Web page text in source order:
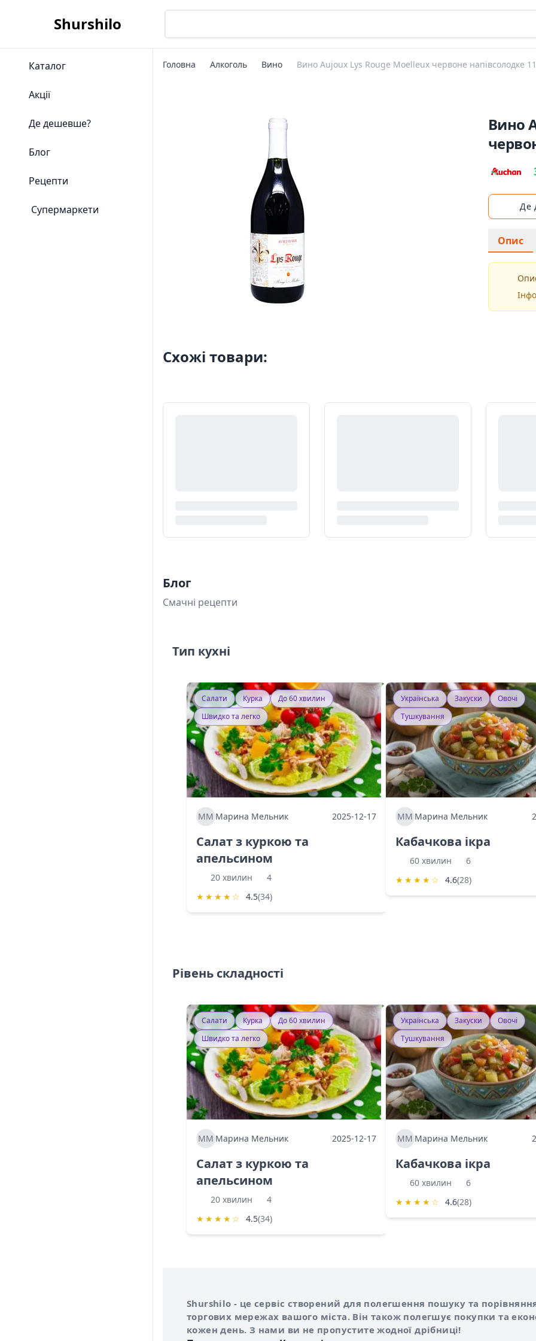
Shurshilo
Каталог
Акції
Де дешевше?
Блог
Рецепти
Супермаркети
Головна Алкоголь Вино Вино Aujoux Lys Rouge Moelleux червоне напівсолодке
Вино
Де
Опис
Схожі товари:
Блог
Смачні рецепти
Тип кухні
Салати Курка
До 60 хвилин
Швидко та легко
ММ Марина Мельник 2025-12-17
Салат з куркою та
апельсином
20 хвилин
4
★ ★ ★ ★ ☆ 4.5(34)
Українська Закуски
Овочі
Тушкування
ММ Марина Мельник
Кабачкова ікра
60 хвилин
6
★ ★ ★ ★ ☆ 4.6(28)
Рівень складності
Салати Курка
До 60 хвилин
Швидко та легко
ММ Марина Мельник 2025-12-17
Салат з куркою та
апельсином
20 хвилин
4
★ ★ ★ ★ ☆ 4.5(34)
Українська Закуски
Овочі
Тушкування
ММ Марина Мельник
Кабачкова ікра
60 хвилин
6
★ ★ ★ ★ ☆ 4.6(28)
Про сервіс Shurshilo
Shurshilo - це сервіс створений для полегшення пошуку та
торгових мережах вашого міста. Він також полегшує покупки та
кожен день. З нами ви не пропустите жодної дрібниці!